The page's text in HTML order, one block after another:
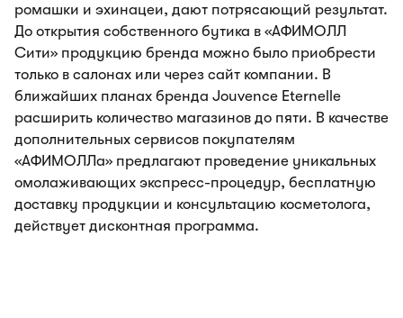
ромашки и эхинацеи, дают потрясающий результат.
До открытия собственного бутика в «АФИМОЛЛ
Сити» продукцию бренда можно было приобрести
только в салонах или через сайт компании. В
ближайших планах бренда Jouvence Eternelle
расширить количество магазинов до пяти. В качестве
дополнительных сервисов покупателям
«АФИМОЛЛа» предлагают проведение уникальных
омолаживающих экспресс-процедур, бесплатную
доставку продукции и консультацию косметолога,
действует дисконтная программа.